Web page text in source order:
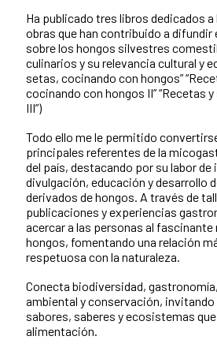
Ha publicado tres libros dedicados
obras que han contribuido a
sobre los hongos silvestres
culinarios y su relevancia cultural y
setas, cocinando con hongos”
cocinando con hongos II” “Recetas
III”)
Todo ello me le permitido
principales referentes de la
del país, destacando por su labor
divulgación, educación y desarrollo
derivados de hongos. A través de
publicaciones y experiencias
acercar a las personas al fascinante
hongos, fomentando una relación
respetuosa con la naturaleza.
Conecta biodiversidad,
ambiental y conservación, invitando
sabores, saberes y ecosistemas
alimentación.